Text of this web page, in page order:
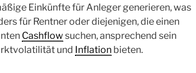
Einkünfte für Anleger generieren, was
für Rentner oder diejenigen, die einen
Cashflowsuchen, ansprechend sein
und Inflation bieten.